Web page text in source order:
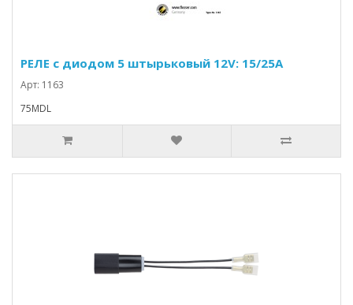
РЕЛЕ с диодом 5 штырьковый 12V: 15/25A
Арт: 1163
75MDL